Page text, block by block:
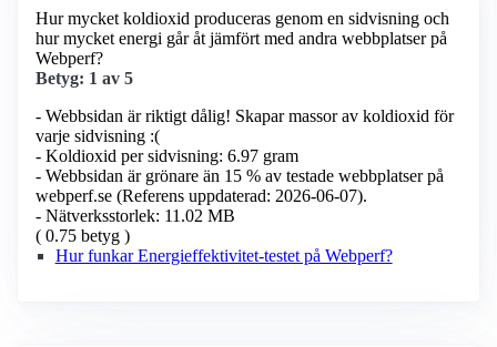
Hur mycket koldioxid produceras genom en sidvisning och
hur mycket energi går åt jämfört med andra webbplatser på
Webperf?
Betyg: 1 av 5
- Webbsidan är riktigt dålig! Skapar massor av koldioxid för
varje sidvisning :(
- Koldioxid per sidvisning: 6.97 gram
- Webbsidan är grönare än 15 % av testade webbplatser på
webperf.se (Referens uppdaterad: 2026-06-07).
- Nätverksstorlek: 11.02 MB
( 0.75 betyg )
Hur funkar Energieffektivitet-testet på Webperf?